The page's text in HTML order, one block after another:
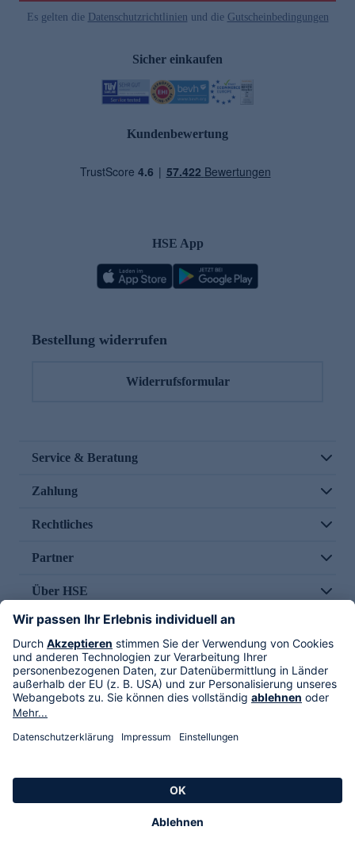
Es gelten die Datenschutzrichtlinien und die Gutscheinbedingungen
Sicher einkaufen
Kundenbewertung
HSE App
Bestellung widerrufen
Widerrufsformular
Service & Beratung
Zahlung
Rechtliches
Partner
Über HSE
Im TV
HSE International